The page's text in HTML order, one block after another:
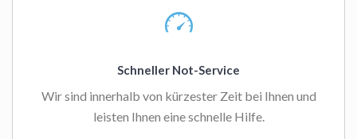
Schneller Not-Service
Wir sind innerhalb von kürzester Zeit bei Ihnen und
leisten Ihnen eine schnelle Hilfe.